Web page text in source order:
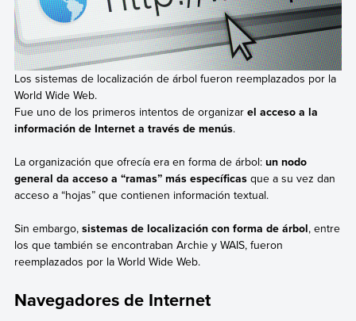
Los sistemas de localización de árbol fueron reemplazados por la
World Wide Web.
Fue uno de los primeros intentos de organizarel acceso a la
información de Internet a través de menús.
La organización que ofrecía era en forma de árbol: un nodo
general da acceso a “ramas” más específicasque a su vez dan
acceso a “hojas” que contienen información textual.
Sin embargo, sistemas de localización con forma de árbol, entre
los que también se encontraban Archie y WAIS, fueron
reemplazados por la World Wide Web.
Navegadores de Internet